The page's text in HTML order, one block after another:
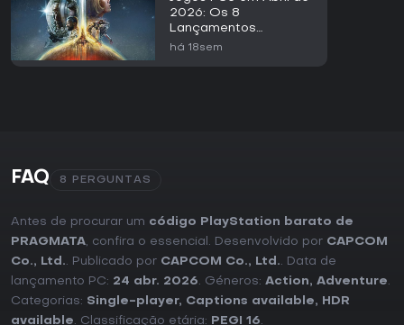
2026: Os 8
Lançamentos
Principais
há 18sem
FAQ 8 PERGUNTAS
Antes de procurar um código PlayStation barato de
PRAGMATA, confira o essencial. Desenvolvido por CAPCOM
Co., Ltd.. Publicado por CAPCOM Co., Ltd.. Data de
lançamento PC: 24 abr. 2026. Géneros: Action, Adventure.
Categorias: Single-player, Captions available,
HDR
available. Classificação etária: PEGI 16.